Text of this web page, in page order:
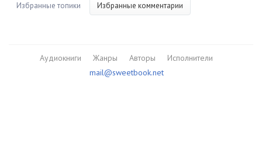
Избранные топики Избранные комментарии
Аудиокниги Жанры Авторы
Исполнители
mail@sweetbook.net